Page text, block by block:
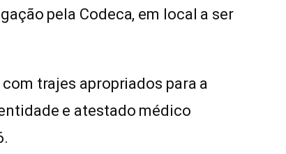
pela Codeca, em local a ser
trajes apropriados para a
e atestado médico